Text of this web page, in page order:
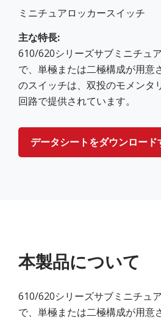
ミニチュアロッカースイッチ
主な特長:
610/620シリーズサブミニチュ
で、単極または二極構成が用意
のスイッチは、双投のモメンタ
回路で提供されています。
データシートをダウンロード
本製品について
610/620シリーズサブミニチュ
で、単極または二極構成が用意